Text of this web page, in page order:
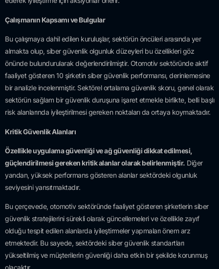
Çalışmanın Kapsamı ve Bulgular
Bu çalışmaya dahil edilen kuruluşlar, sektörün öncüleri arasında yer
almakta olup, siber güvenlik olgunluk düzeyleri bu özellikleri göz
önünde bulundurularak değerlendirilmiştir. Otomotiv sektöründe aktif
faaliyet gösteren 10 şirketin siber güvenlik performansı, derinlemesine
bir analizle incelenmiştir. Sektörel ortalama güvenlik skoru, genel olarak
sektörün sağlam bir güvenlik duruşuna işaret etmekle birlikte, belli başlı
risk alanlarında iyileştirilmesi gereken noktaları da ortaya koymaktadır.
Kritik Güvenlik Alanları
Özellikle uygulama güvenliği ve ağ güvenliği dikkat edilmesi,
güçlendirilmesi gereken kritik alanlar olarak belirlenmiştir. Diğer
yandan, yüksek performans gösteren alanlar sektördeki olgunluk
seviyesini yansıtmaktadır.
Bu çerçevede, otomotiv sektöründe faaliyet gösteren şirketlerin siber
güvenlik stratejilerini sürekli olarak güncellemeleri ve özellikle zayıf
olduğu tespit edilen alanlarda iyileştirmeler yapmaları önem arz
etmektedir. Bu sayede, sektördeki siber güvenlik standartları
yükseltilmiş ve müşterilerin güvenliği daha etkin bir şekilde korunmuş